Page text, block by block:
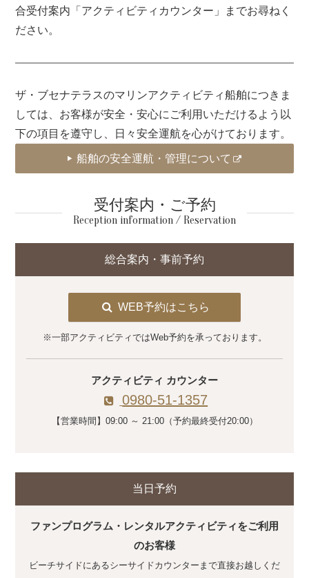
合受付案内「アクティビティカウンター」までお尋ねく
ださい。
ザ・ブセナテラスのマリンアクティビティ船舶につきま
しては、お客様が安全・安心にご利用いただけるよう以
下の項目を遵守し、日々安全運航を心がけております。
船舶の安全運航・管理について
受付案内・ご予約
Reception information / Reservation
総合案内・事前予約
WEB予約はこちら
※一部アクティビティではWeb予約を承っております。
アクティビティ カウンター
0980-51-1357
【営業時間】09:00 ～ 21:00（予約最終受付20:00）
当日予約
ファンプログラム・レンタルアクティビティをご利用
のお客様
ビーチサイドにあるシーサイドカウンターまで直接お越しくだ